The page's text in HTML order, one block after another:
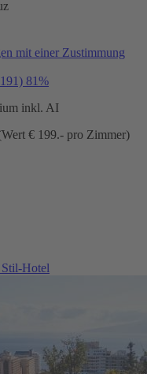
mit einer Zustimmung
81%
inkl. AI
€ 199.- pro Zimmer)
Hotel